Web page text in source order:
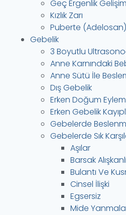
Geç Ergenlik
Kızlık Zarı
Puberte
Gebelik
3 Boyutlu
Anne Karnındaki
Anne Sütü İle
Dış Gebelik
Erken Doğum
Erken Gebelik
Gebelerde
Gebelerde Sık
Aşılar
Barsak
Bulantı Ve
Cinsel İlişki
Egsersiz
Mide